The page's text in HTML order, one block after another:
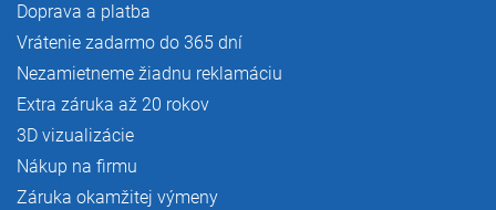
Doprava a platba
Vrátenie zadarmo do 365 dní
Nezamietneme žiadnu reklamáciu
Extra záruka až 20 rokov
3D vizualizácie
Nákup na firmu
Záruka okamžitej výmeny